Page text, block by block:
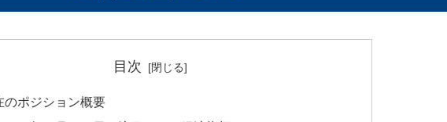
目次
のポジション概要